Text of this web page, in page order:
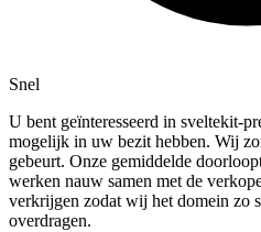
Snel
U bent geïnteresseerd in sveltekit-
mogelijk in uw bezit hebben. Wij
gebeurt. Onze gemiddelde
werken nauw samen met de
verkrijgen zodat wij het domein zo
overdragen.